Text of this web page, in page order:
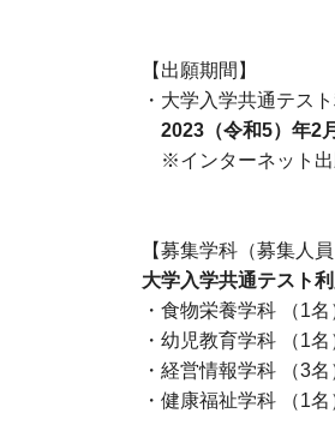
【出願期間】
・大学入学共通テス
2023（令和5）年2
※インターネット出
【募集学科（募集人員
大学入学共通テスト
・食物栄養学科 （1名
・幼児教育学科 （1名
・経営情報学科 （3名
・健康福祉学科 （1名